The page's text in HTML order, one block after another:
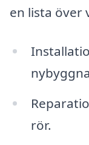
en lista över
rör.